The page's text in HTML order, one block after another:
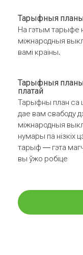
Тарыфныя
На гэтым тарыфе
міжнародныя
вамі краіны.
Тарыфныя
платай
Тарыфны план са
дае вам свабоду
міжнародныя
нумары па нізкіх
тарыф — гэта
вы ўжо робіце